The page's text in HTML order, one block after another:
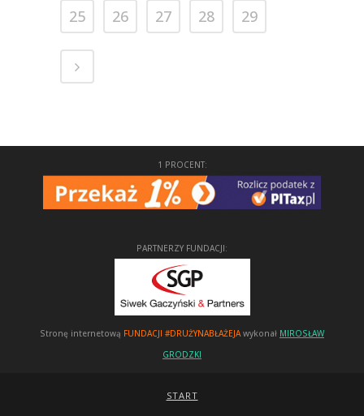
25 26 27 28 29
1 PROCENT:
PARTNERZY FUNDACJI:
Stronę internetową FUNDACJI #DRUŻYNABŁAŻEJAwykonał MIROSŁAW
GRODZKI
START